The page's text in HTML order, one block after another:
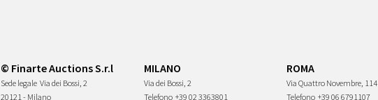
© Finarte Auctions S.r.l
Sede legale Via dei Bossi, 2
20121 - Milano
MILANO
Via dei Bossi, 2
Telefono +39 02 3363801
ROMA
Via Quattro Novembre, 114
Telefono +39 06 6791107